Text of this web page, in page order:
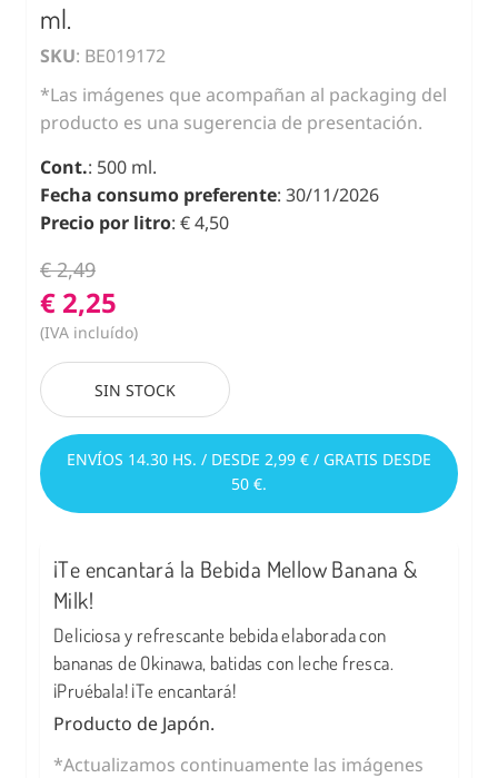
ml.
SKU: BE019172
*Las imágenes que acompañan al packaging del
producto es una sugerencia de presentación.
Cont.: 500 ml.
Fecha consumo preferente: 30/11/2026
Precio por litro: € 4,50
€ 2,49
€ 2,25
(IVA incluído)
SIN STOCK
ENVÍOS 14.30 HS. / DESDE 2,99 € / GRATIS DESDE
50 €.
¡Te encantará la Bebida Mellow Banana &
Milk!
Deliciosa y refrescante bebida elaborada con
bananas de Okinawa, batidas con leche fresca.
¡Pruébala! ¡Te encantará!
Producto de Japón.
*Actualizamos continuamente las imágenes